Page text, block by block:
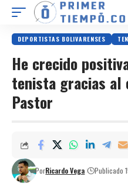
DEPORTISTAS BOLIVARENSES
He crecido
tenista gracias al
Pastor
PorRicardo Vega Publicado